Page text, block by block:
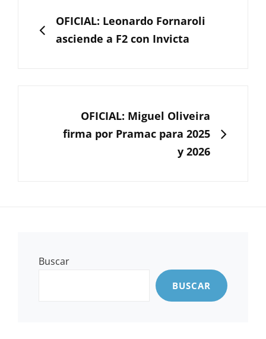
entradas
ANTERIOR
OFICIAL: Leonardo Fornaroli
asciende a F2 con Invicta
SIGUIENTEOFICIAL: Miguel Oliveira
firma por Pramac para 2025
y 2026
Buscar
BUSCAR